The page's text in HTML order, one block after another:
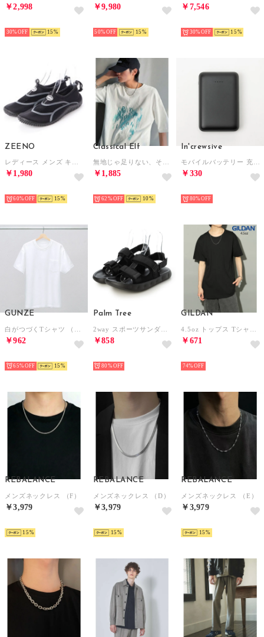
￥2,998
30% 15
￥9,980
50% 15
￥7,546
30% 15
ZEENO
￥1,980
60% 15
Classical Elf
￥1,885
62% 10
In'crewsive
￥330
80%
GUNZE
￥962
65% 15
Palm Tree
￥858
80%
GILDAN
￥671
74%
REBALANCE
メンズネックレス （F）
￥3,979
15
REBALANCE
メンズネックレス （D）
￥3,979
15
REBALANCE
メンズネックレス （E）
￥3,979
15